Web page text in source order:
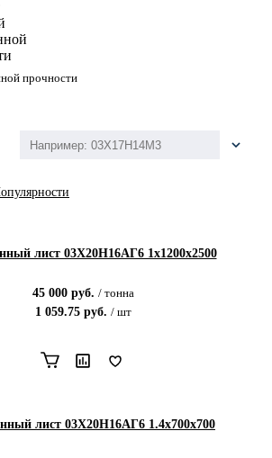
прочности
лист 03Х20Н16АГ6 1х1200х2500
45 000руб. / тонна
1 059.75руб. / шт
лист 03Х20Н16АГ6 1.4х700х700